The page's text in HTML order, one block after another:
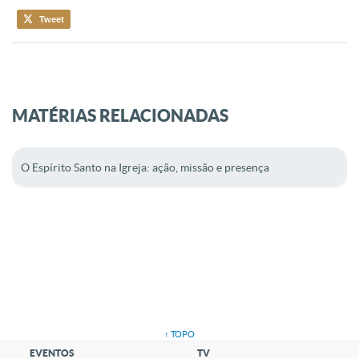
Tweet
MATÉRIAS RELACIONADAS
O Espírito Santo na Igreja: ação, missão e presença
↑ TOPO
EVENTOS TV